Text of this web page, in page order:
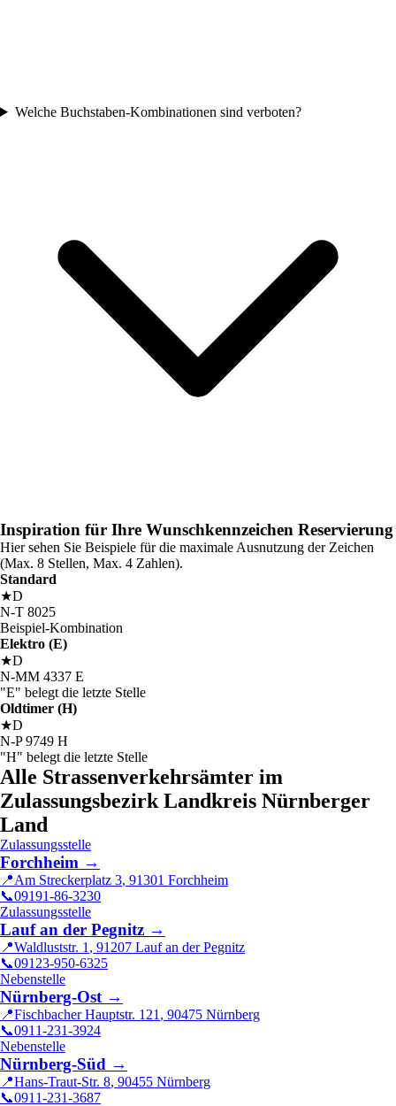
Welche Buchstaben-Kombinationen sind verboten?
Inspiration für Ihre Wunschkennzeichen Reservierung
Hier sehen Sie Beispiele für die maximale Ausnutzung der Zeichen
(Max. 8 Stellen, Max. 4 Zahlen).
Standard
★D
N-T 8025
Beispiel-Kombination
Elektro (E)
★D
N-MM 4337 E
"E" belegt die letzte Stelle
Oldtimer (H)
★D
N-P 9749 H
"H" belegt die letzte Stelle
Alle Strassenverkehrsämter im
Zulassungsbezirk Landkreis Nürnberger
Land
Zulassungsstelle
Forchheim →
📍Am Streckerplatz 3, 91301 Forchheim
📞09191-86-3230
Zulassungsstelle
Lauf an der Pegnitz →
📍Waldluststr. 1 , 91207 Lauf an der Pegnitz
📞09123-950-6325
Nebenstelle
Nürnberg-Ost →
📍Fischbacher Hauptstr. 121 , 90475 Nürnberg
📞0911-231-3924
Nebenstelle
Nürnberg-Süd →
📍Hans-Traut-Str. 8, 90455 Nürnberg
📞0911-231-3687